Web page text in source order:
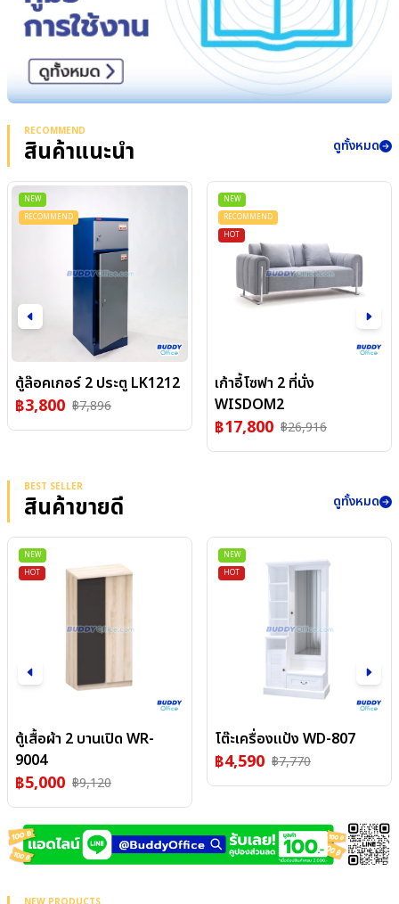
RECOMMEND
สินค้าแนะนำ ดูทั้งหมด
NEW
RECOMMEND
เก้าอี้โซฟา 2 ที่นั่ง
WISDOM2
฿17,800 ฿26,916
NEW
RECOMMEND
โต๊ะเหลี่ยม 72*72 ซม.ขา
เหลี่ยม ST117
฿3,650 ฿ 8,400
BEST SELLER
สินค้าขายดี ดูทั้งหมด
NEW
HOT
โต๊ะเครื่องแป้ง WD-807
฿4,590
NEW
HOT
ตู้เสื้อผ้า 4 บานเปิด WR-
1608B
฿8,800 ฿16,050